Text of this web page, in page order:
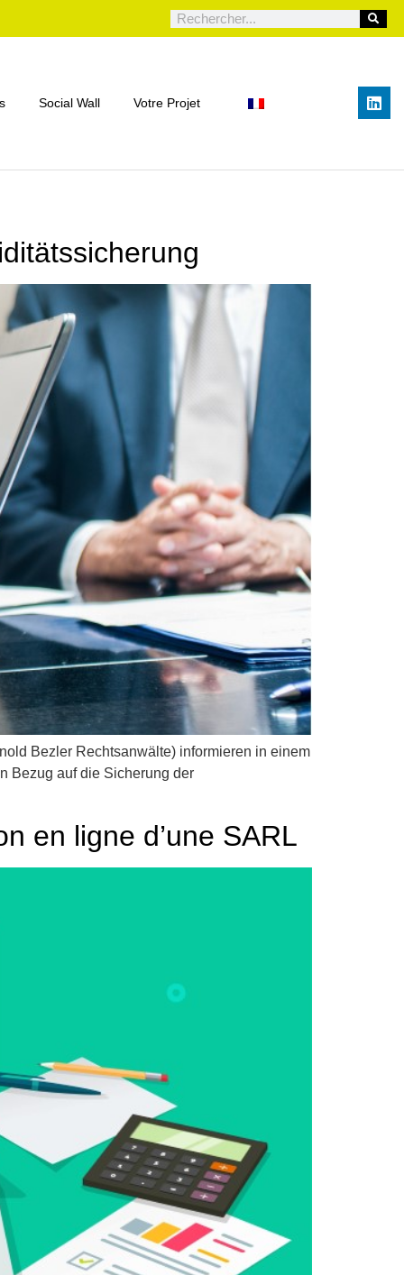
Social Wall Votre Projet
Bezler Rechtsanwälte) informieren in einem
Bezug auf die Sicherung der
en ligne d’une SARL